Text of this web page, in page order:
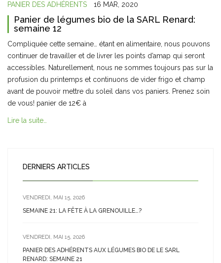
PANIER DES ADHÉRENTS 16 MAR, 2020
Panier de légumes bio de la SARL Renard:
semaine 12
Compliquée cette semaine… étant en alimentaire, nous pouvons
continuer de travailler et de livrer les points d’amap qui seront
accessibles. Naturellement, nous ne sommes toujours pas sur la
profusion du printemps et continuons de vider frigo et champ
avant de pouvoir mettre du soleil dans vos paniers. Prenez soin
de vous! panier de 12€ à
Lire la suite…
DERNIERS ARTICLES
VENDREDI, MAI 15, 2026
SEMAINE 21: LA FÊTE À LA GRENOUILLE…?
VENDREDI, MAI 15, 2026
PANIER DES ADHÉRENTS AUX LÉGUMES BIO DE LE SARL
RENARD: SEMAINE 21